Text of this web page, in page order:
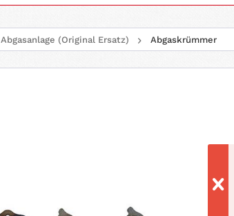
2. MODELL
Abgasanlage (Original Ersatz) Abgaskrümmer